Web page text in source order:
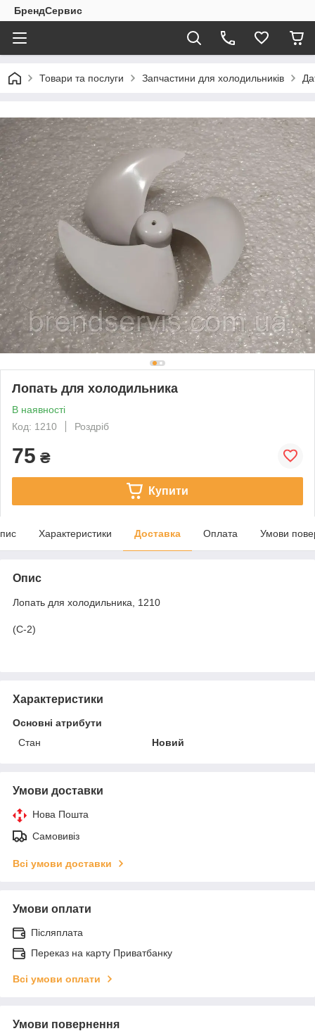
БрендСервис
Товари та послуги Запчастини для холодильників
Лопать для холодильника
В наявності
Код: 1210
Роздріб
75 ₴
Купити
Характеристики Доставка Оплата Умови
Опис
Лопать для холодильника, 1210
(С-2)
Характеристики
Основні атрибути
Стан
Новий
Умови доставки
Нова Пошта
Самовивіз
Всі умови доставки
Умови оплати
Післяплата
Переказ на карту Приватбанку
Всі умови оплати
Умови повернення